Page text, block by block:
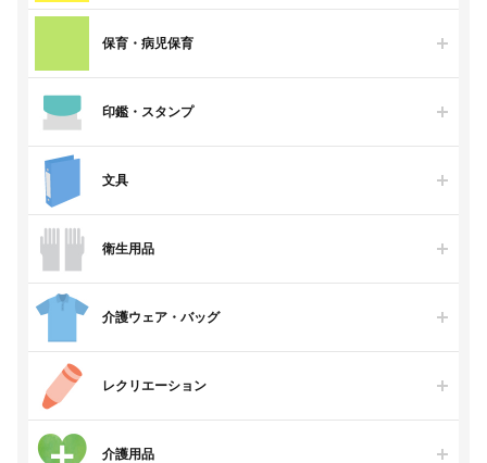
保育・病児保育
印鑑・スタンプ
文具
衛生用品
介護ウェア・バッグ
レクリエーション
介護用品